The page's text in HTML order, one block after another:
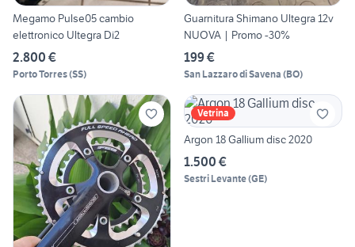
Megamo Pulse05 cambio
elettronico Ultegra Di2
2.800 €
Porto Torres(SS)
Guarnitura Shimano Ultegra 12v
NUOVA | Promo -30%
199 €
San Lazzaro di Savena (BO)
Vetrina
Argon 18 Gallium disc 2020
1.500 €
Sestri Levante(GE)